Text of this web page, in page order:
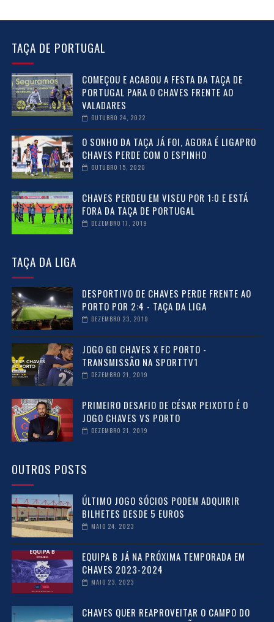
TAÇA DE PORTUGAL
COMEÇOU E ACABOU A FESTA DA TAÇA DE
PORTUGAL PARA O CHAVES FRENTE AO
VALADARES
OUTUBRO 24, 2022
O SONHO DA TAÇA JÁ FOI, AGORA É LIGAPRO
CHAVES PERDE COM O ESPINHO
OUTUBRO 15, 2020
CHAVES PERDEU EM VISEU POR 1:0 E ESTÁ
FORA DA TAÇA DE PORTUGAL
DEZEMBRO 17, 2019
TAÇA DA LIGA
DESPORTIVO DE CHAVES PERDE FRENTE AO
PORTO POR 2:4 - TAÇA DA LIGA
DEZEMBRO 23, 2019
JOGO GD CHAVES X FC PORTO -
TRANSMISSÃO NA SPORTTV1
DEZEMBRO 21, 2019
PRIMEIRO DESAFIO DE CÉSAR PEIXOTO É O
JOGO CHAVES VS PORTO
DEZEMBRO 21, 2019
OUTROS POSTS
ÚLTIMO JOGO SÓCIOS PODEM ADQUIRIR
BILHETES DESDE 5 EUROS
MAIO 24, 2023
EQUIPA B JÁ NA PRÓXIMA TEMPORADA EM
CHAVES 2023-2024
MAIO 23, 2023
CHAVES QUER REAPROVEITAR O CAMPO DO